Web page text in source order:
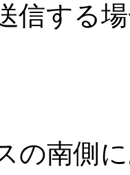
信する
の南側